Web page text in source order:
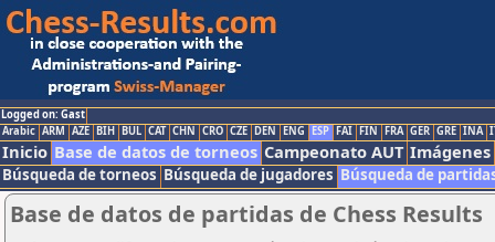
Logged on: Gast
Arabic ARM AZE BIH BUL CAT CHN CRO CZE DEN ENG ESP FAI FIN FRA GER GRE INA
Inicio Base de datos de torneos Campeonato AUT Imágenes
Búsqueda de torneos Búsqueda de jugadores Búsqueda de
Base de datos de partidas de Chess Results